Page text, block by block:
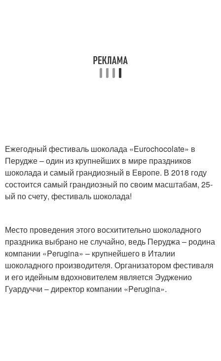
Ежегодный фестиваль шоколада «Eurochocolate» в
Перудже – один из крупнейших в мире праздников
шоколада и самый грандиозный в Европе. В 2018 году
состоится самый грандиозный по своим масштабам, 25-
ый по счету, фестиваль шоколада!
Место проведения этого восхитительно шоколадного
праздника выбрано не случайно, ведь Перуджа – родина
компании «Perugina» – крупнейшего в Италии
шоколадного производителя. Организатором фестиваля
и его идейным вдохновителем является Эудженио
Гуардуччи – директор компании «Perugina».